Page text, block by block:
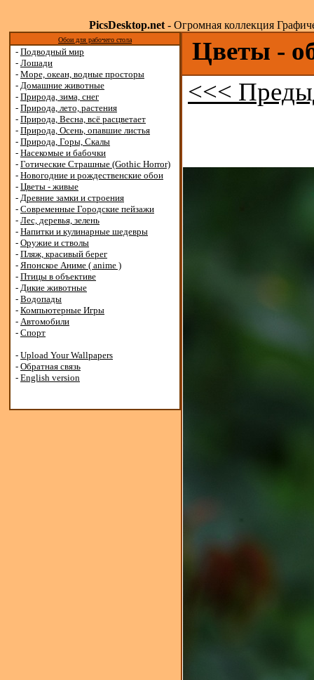
PicsDesktop.net- Огромная коллекция
Обои для рабочего стола
- Подводный мир
- Лошади
- Море, океан, водные просторы
- Домашние животные
- Природа, зима, снег
- Природа, лето, растения
- Природа, Весна, всё расцветает
- Природа, Осень, опавшие листья
- Природа, Горы, Скалы
- Насекомые и бабочки
- Готические Страшные (Gothic Horror)
- Новогодние и рождественские обои
- Цветы - живые
- Древние замки и строения
- Современные Городские пейзажи
- Лес, деревья, зелень
- Напитки и кулинарные шедевры
- Оружие и стволы
- Пляж, красивый берег
- Японское Аниме ( anime )
- Птицы в объективе
- Дикие животные
- Водопады
- Компьютерные Игры
- Автомобили
- Спорт
- Upload Your Wallpapers
- Обратная связь
- English version
Цветы -
<<<